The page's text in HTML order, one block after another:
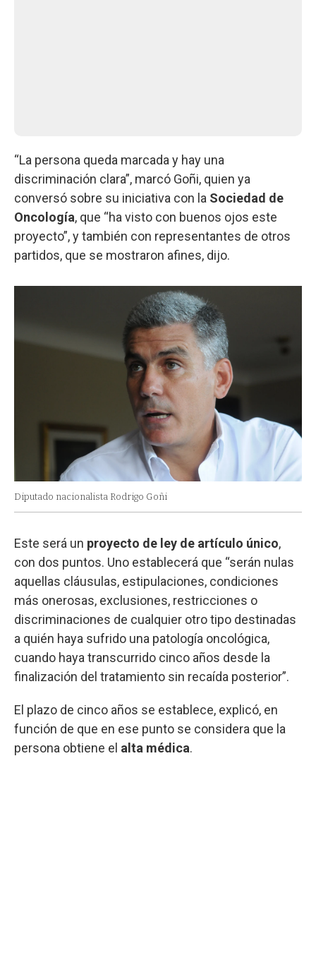
“La persona queda marcada y hay una
discriminación clara”, marcó Goñi, quien ya
conversó sobre su iniciativa con la Sociedad de
Oncología, que “ha visto con buenos ojos este
proyecto”, y también con representantes de otros
partidos, que se mostraron afines, dijo.
Diputado nacionalista Rodrigo Goñi
Este será un proyecto de ley de artículo único,
con dos puntos. Uno establecerá que “serán nulas
aquellas cláusulas, estipulaciones, condiciones
más onerosas, exclusiones, restricciones o
discriminaciones de cualquier otro tipo destinadas
a quién haya sufrido una patología oncológica,
cuando haya transcurrido cinco años desde la
finalización del tratamiento sin recaída posterior”.
El plazo de cinco años se establece, explicó, en
función de que en ese punto se considera que la
persona obtiene el alta médica.